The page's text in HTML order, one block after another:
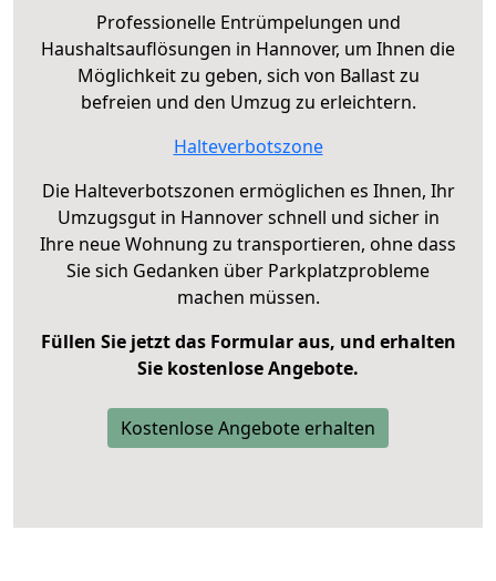
Professionelle Entrümpelungen und
Haushaltsauflösungen in Hannover, um Ihnen die
Möglichkeit zu geben, sich von Ballast zu
befreien und den Umzug zu erleichtern.
Halteverbotszone
Die Halteverbotszonen ermöglichen es Ihnen, Ihr
Umzugsgut in Hannover schnell und sicher in
Ihre neue Wohnung zu transportieren, ohne dass
Sie sich Gedanken über Parkplatzprobleme
machen müssen.
Füllen Sie jetzt das Formular aus, und erhalten
Sie kostenlose Angebote.
Kostenlose Angebote erhalten